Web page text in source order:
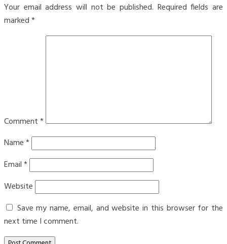
Your email address will not be published. Required fields are
marked*
Comment*
Name*
Email*
Website
Save my name, email, and website in this browser for the
next time I comment.